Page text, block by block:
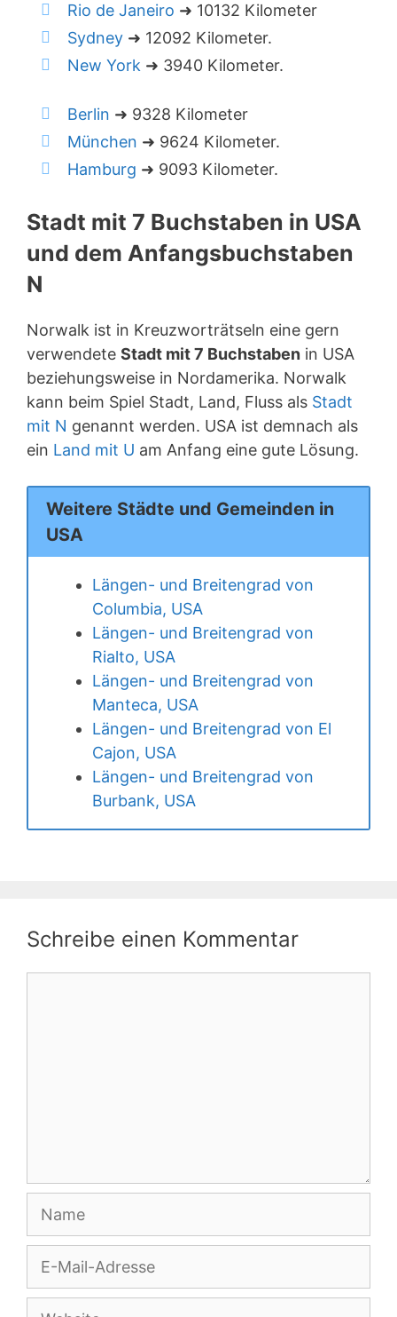
Rio de Janeiro ➜ 10132 Kilometer
Sydney ➜ 12092 Kilometer.
New York ➜ 3940 Kilometer.
Berlin ➜ 9328 Kilometer
München ➜ 9624 Kilometer.
Hamburg ➜ 9093 Kilometer.
Stadt mit 7 Buchstaben in USA
und dem Anfangsbuchstaben
N
Norwalk ist in Kreuzworträtseln eine gern
verwendete Stadt mit 7 Buchstaben in USA
beziehungsweise in Nordamerika. Norwalk
kann beim Spiel Stadt, Land, Fluss als Stadt
mit N genannt werden. USA ist demnach als
ein Land mit U am Anfang eine gute Lösung.
Weitere Städte und Gemeinden in
USA
Längen- und Breitengrad von
Columbia, USA
Längen- und Breitengrad von
Rialto, USA
Längen- und Breitengrad von
Manteca, USA
Längen- und Breitengrad von El
Cajon, USA
Längen- und Breitengrad von
Burbank, USA
Schreibe einen Kommentar
Adresse
Website